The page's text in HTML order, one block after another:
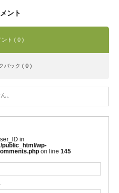
ント
ント ( 0 )
バック ( 0 )
。
in
wp-
on line 145